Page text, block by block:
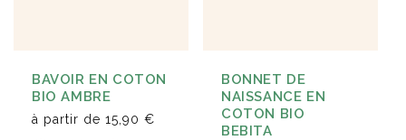
BAVOIR EN COTON
BIO AMBRE
à partir de 15,90 €
BONNET DE
NAISSANCE EN
COTON BIO
BEBITA